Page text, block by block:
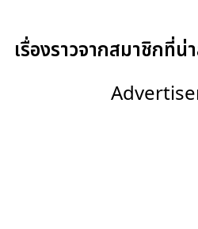
เรื่องราวจากสมาชิกที่น่